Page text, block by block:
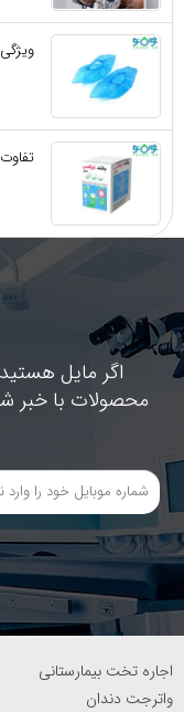
اگر مایل
محصولات با خبر
اجاره تخت بیمارستانی
واترجت دندان